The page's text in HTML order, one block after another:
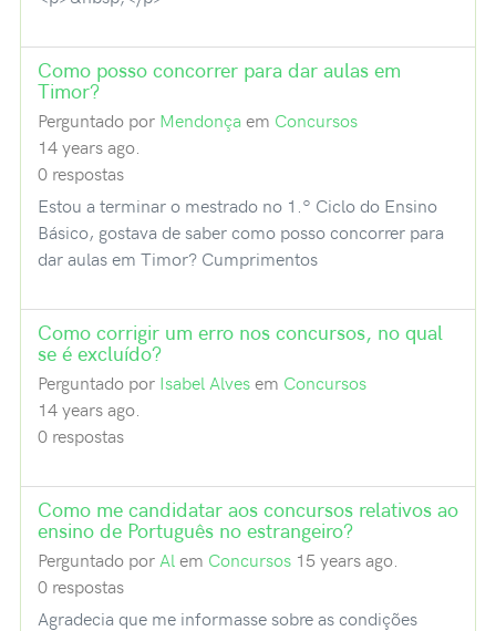
Como posso concorrer para dar aulas em
Timor?
Perguntado por Mendonçaem Concursos
14 years ago.
0 respostas
Estou a terminar o mestrado no 1.º Ciclo do Ensino
Básico, gostava de saber como posso concorrer para
dar aulas em Timor? Cumprimentos
Como corrigir um erro nos concursos, no qual
se é excluído?
Perguntado por Isabel Alvesem Concursos
14 years ago.
0 respostas
Como me candidatar aos concursos relativos ao
ensino de Português no estrangeiro?
Perguntado por Al em Concursos 15 years ago.
0 respostas
Agradecia que me informasse sobre as condições